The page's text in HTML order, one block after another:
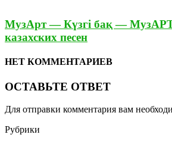
МузАрт — Күзгі бақ —
казахских песен
НЕТ КОММЕНТАРИЕВ
ОСТАВЬТЕ ОТВЕТ
Для отправки комментария вам
Рубрики